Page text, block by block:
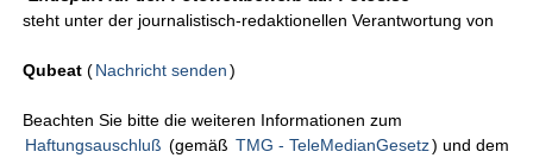
steht unter der journalistisch-redaktionellen Verantwortung von
Qubeat (Nachricht senden )
Beachten Sie bitte die weiteren Informationen zum
Haftungsauschluß (gemäß TMG - TeleMedianGesetz) und dem